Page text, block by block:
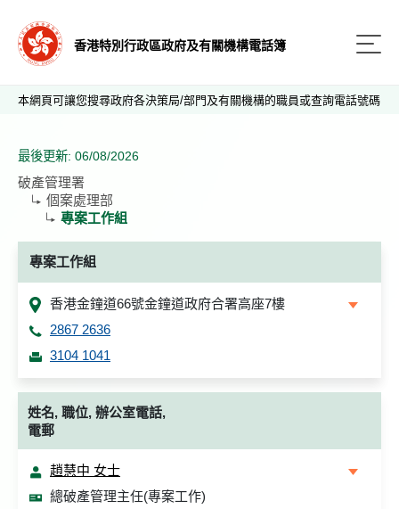
香港特別行政區政府及有關機構電話簿
本網頁可讓您搜尋政府各決策局/部門及有關機構的職員或查詢電話號碼
最後更新: 06/08/2026
破產管理署
個案處理部
專案工作組
專案工作組
香港金鐘道66號金鐘道政府合署高座7樓
2867 2636
3104 1041
姓名, 職位, 辦公室電話,
電郵
趙慧中 女士
總破產管理主任(專案工作)